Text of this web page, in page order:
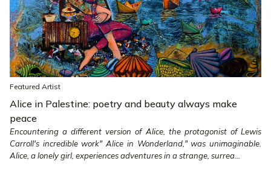
Featured Artist
Alice in Palestine: poetry and beauty always make
peace
Encountering a different version of Alice, the protagonist of Lewis
Carroll's incredible work" Alice in Wonderland," was unimaginable.
Alice, a lonely girl, experiences adventures in a strange, surrea...